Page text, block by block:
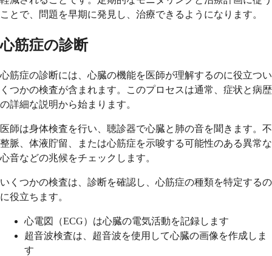
ことで、問題を早期に発見し、治療できるようになります。
心筋症の診断
心筋症の診断には、心臓の機能を医師が理解するのに役立つい
くつかの検査が含まれます。このプロセスは通常、症状と病歴
の詳細な説明から始まります。
医師は身体検査を行い、聴診器で心臓と肺の音を聞きます。不
整脈、体液貯留、または心筋症を示唆する可能性のある異常な
心音などの兆候をチェックします。
いくつかの検査は、診断を確認し、心筋症の種類を特定するの
に役立ちます。
心電図（ECG）は心臓の電気活動を記録します
超音波検査は、超音波を使用して心臓の画像を作成しま
す